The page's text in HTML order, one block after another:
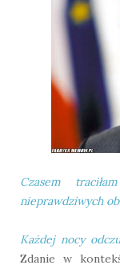
Czasem
nieprawdziwych
Każdej nocy
Zdanie w